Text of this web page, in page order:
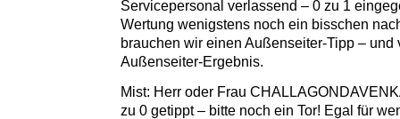
Servicepersonal verlassend – 0 zu 1
Wertung wenigstens noch ein bisschen
brauchen wir einen Außenseiter-Tipp – und
Außenseiter-Ergebnis.
Mist: Herr oder Frau
zu 0 getippt – bitte noch ein Tor! Egal für